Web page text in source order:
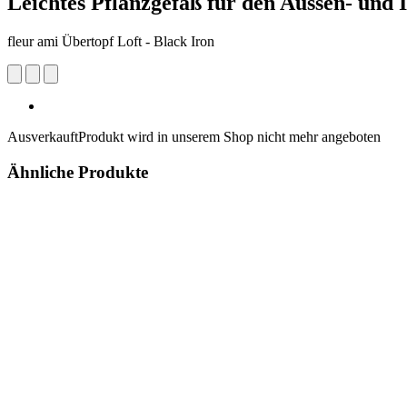
fleur ami Übertopf Loft - Black Iron
AusverkauftProdukt wird in unserem Shop nicht mehr angeboten
Ähnliche Produkte